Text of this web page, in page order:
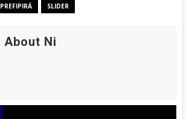
PREFIPIRÁ SLIDER
About Ni